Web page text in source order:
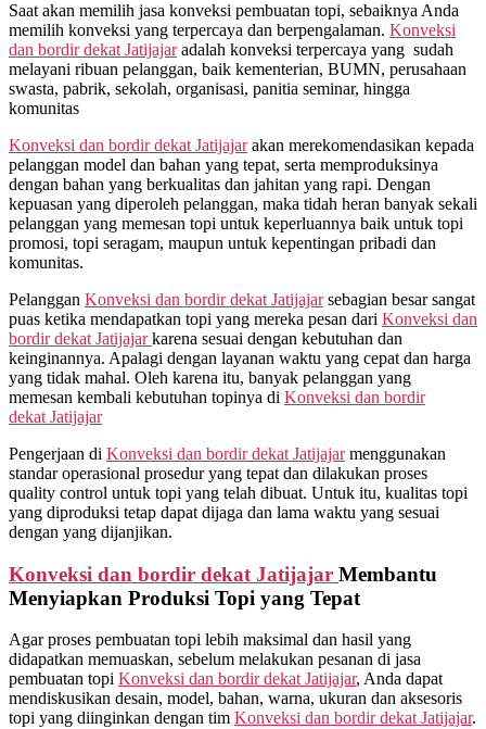
0815
995
6854
Saat akan memilih jasa konveksi pembuatan topi, sebaiknya Anda
memilih konveksi yang terpercaya dan berpengalaman. Konveksi
dan bordir dekat Jatijajaradalah konveksi terpercaya yang sudah
melayani ribuan pelanggan, baik kementerian, BUMN, perusahaan
swasta, pabrik, sekolah, organisasi, panitia seminar, hingga
komunitas
Konveksi dan bordir dekat Jatijajarakan merekomendasikan kepada
pelanggan model dan bahan yang tepat, serta memproduksinya
dengan bahan yang berkualitas dan jahitan yang rapi. Dengan
kepuasan yang diperoleh pelanggan, maka tidah heran banyak sekali
pelanggan yang memesan topi untuk keperluannya baik untuk topi
promosi, topi seragam, maupun untuk kepentingan pribadi dan
komunitas.
Pelanggan Konveksi dan bordir dekat Jatijajarsebagian besar sangat
puas ketika mendapatkan topi yang mereka pesan dari Konveksi dan
bordir dekat Jatijajar karena sesuai dengan kebutuhan dan
keinginannya. Apalagi dengan layanan waktu yang cepat dan harga
yang tidak mahal. Oleh karena itu, banyak pelanggan yang
memesan kembali kebutuhan topinya di Konveksi dan bordir
dekat Jatijajar
Pengerjaan di Konveksi dan bordir dekat Jatijajarmenggunakan
standar operasional prosedur yang tepat dan dilakukan proses
quality control untuk topi yang telah dibuat. Untuk itu, kualitas topi
yang diproduksi tetap dapat dijaga dan lama waktu yang sesuai
dengan yang dijanjikan.
Konveksi dan bordir dekat Jatijajar Membantu
Menyiapkan Produksi Topi yang Tepat
Agar proses pembuatan topi lebih maksimal dan hasil yang
didapatkan memuaskan, sebelum melakukan pesanan di jasa
pembuatan topi Konveksi dan bordir dekat Jatijajar, Anda dapat
mendiskusikan desain, model, bahan, warna, ukuran dan aksesoris
topi yang diinginkan dengan tim Konveksi dan bordir dekat Jatijajar.